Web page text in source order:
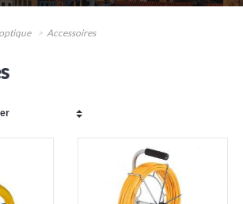
Accessoires